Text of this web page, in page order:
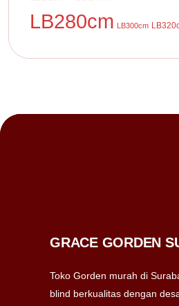
LB280cm LB300cm
GRACE GORDEN
Toko Gorden murah di
blind berkualitas dengan